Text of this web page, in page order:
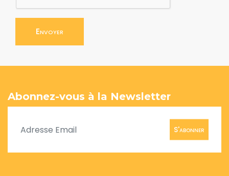
Envoyer
Abonnez-vous à la Newsletter
S'abonner